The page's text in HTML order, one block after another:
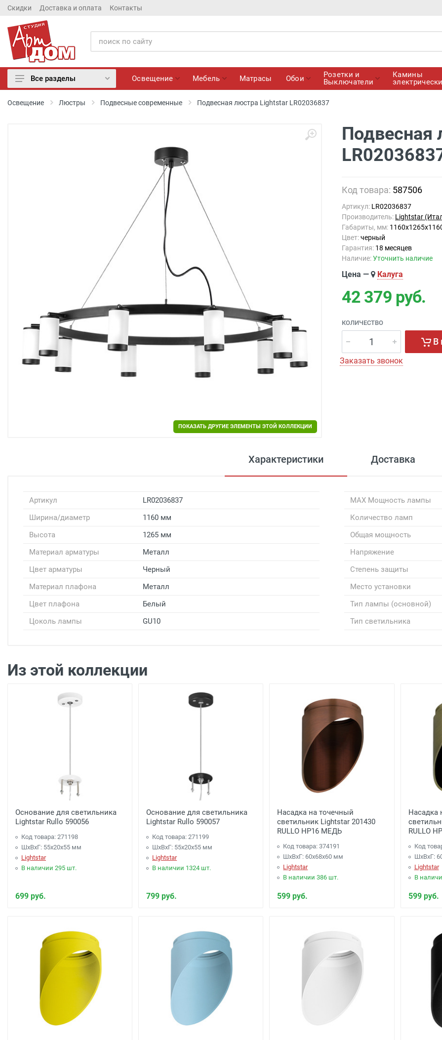
Скидки Доставка и оплата Контакты
Все разделы Освещение Мебель Матрасы Обои
Розетки и
Выключатели
Камины
Освещение Люстры Подвесные современные Подвесная люстра Lightstar LR02036837
ПОКАЗАТЬ ДРУГИЕ ЭЛЕМЕНТЫ ЭТОЙ КОЛЛЕКЦИИ
Подвесная
Код товара: 587506
Артикул: LR02036837
Производитель: Lightstar
Габариты, мм:
Цвет:черный
Гарантия: 18 месяцев
Наличие:Уточнить наличие
Цена — Калуга
42 379 руб.
КОЛИЧЕСТВО
В
Заказать звонок
Характеристики Доставка
Артикул
LR02036837
Ширина/диаметр
1160 мм
Высота
1265 мм
Материал арматуры
Металл
Цвет арматуры
Черный
Материал плафона
Металл
Цвет плафона
Белый
Цоколь лампы
GU10
MAX Мощность лампы
Количество ламп
Общая мощность
Напряжение
Степень защиты
Место установки
Тип лампы (основной)
Тип светильника
Доставка г. Москва -
Доставка г. Москва -450 рублей
100 рублей
(при заказе более 3000 рублей), до
Акция: Доставка до: Наро-Фоминск, Апрелевка, п.Селятино, п.Московский -Бесплатно
(при заказе более
менее 7000 рублей. -
Доставка до терминала Транспортной Компании (для Регионов)Подробнее
Из этой коллекции
Основание для светильника
Lightstar Rullo 590056
Код товара: 271198
ШхВхГ: 55x20x55 мм
Lightstar
В наличии 295 шт.
699 руб.
Основание для светильника
Lightstar Rullo 590057
Код товара: 271199
ШхВхГ: 55x20x55 мм
Lightstar
В наличии 1324 шт.
799 руб.
Насадка на точечный
светильник Lightstar 201430
RULLO HP16 МЕДЬ
Код товара: 374191
ШхВхГ: 60x68x60 мм
Lightstar
В наличии 386 шт.
599 руб.
Насадка
RULLO
Код
ШхВхГ:
Lightstar
В
599 руб.